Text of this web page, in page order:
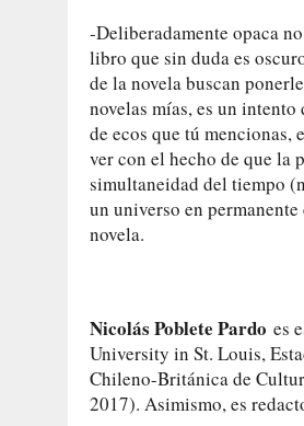
-Deliberadamente opaca
libro que sin duda es
de la novela buscan
novelas mías, es un
de ecos que tú mencionas,
ver con el hecho de que la
simultaneidad del tiempo
un universo en
novela.
Nicolás Poblete Pardo es
University in St. Louis,
Chileno-Británica de
2017). Asimismo, es